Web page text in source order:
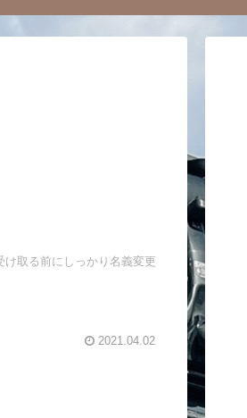
取る前にしっかり名義変更
2021.04.02